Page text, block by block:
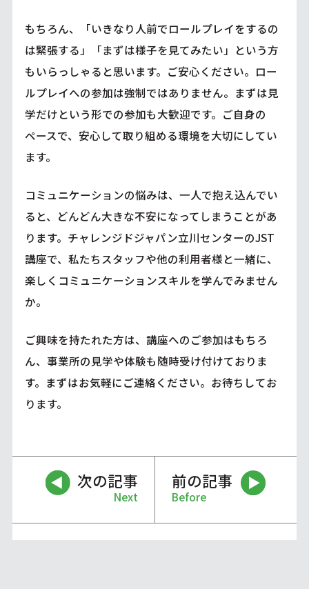
もちろん、「いきなり人前でロールプレイをするの
は緊張する」「まずは様子を見てみたい」という方
もいらっしゃると思います。ご安心ください。ロー
ルプレイへの参加は強制ではありません。まずは見
学だけという形での参加も大歓迎です。ご自身の
ペースで、安心して取り組める環境を大切にしてい
ます。
コミュニケーションの悩みは、一人で抱え込んでい
ると、どんどん大きな不安になってしまうことがあ
ります。チャレンジドジャパン立川センターのJST
講座で、私たちスタッフや他の利用者様と一緒に、
楽しくコミュニケーションスキルを学んでみません
か。
ご興味を持たれた方は、講座へのご参加はもちろ
ん、事業所の見学や体験も随時受け付けておりま
す。まずはお気軽にご連絡ください。お待ちしてお
ります。
次の記事
Next
前の記事
Before